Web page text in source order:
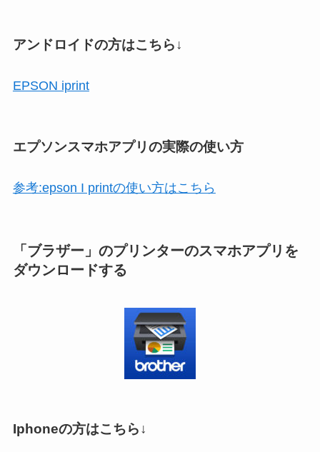
アンドロイドの方はこちら↓
EPSON iprint
エプソンスマホアプリの実際の使い方
参考:epson I printの使い方はこちら
「ブラザー」のプリンターのスマホアプリを
ダウンロードする
Iphoneの方はこちら↓